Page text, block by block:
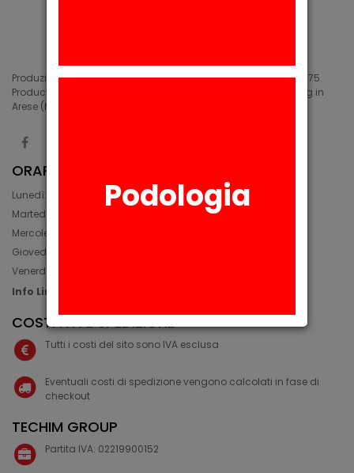
Produzione di siliconi medicali e industriali in Arese (MI) dal 1975.
Production of medical and industrial silicones. Manufacturing in
Arese (MI) since 1975.
ORARIO
Lunedì: 08:30 - 12:30, 14:00 - 17:45
Martedì: 08:30 - 12:30, 14:00 - 17:00
Mercoledì: 08:30 - 12:30, 14:00 - 17:00
Giovedì: 09:30 - 12:30, 14:00 - 17:00
Venerdì: 08:30 - 12:30, 14:00 - 17:00
Info Line: +39 02 93581452
COSTI IVA E SPEDIZIONE
Tutti i costi del sito sono IVA esclusa
Eventuali costi di spedizione vengono calcolati in fase di
checkout
TECHIM GROUP
Partita IVA: 02219900152
Podologia